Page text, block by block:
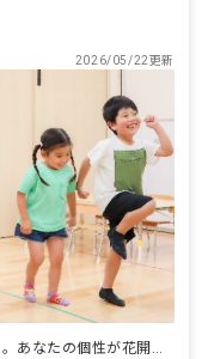
2026/05/22更新
母なる温もりで育む保育チーム。あなたの個性が花開く場所